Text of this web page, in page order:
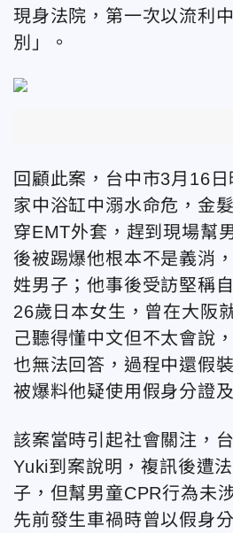
現身法院，第一次以流利
別」。
回顧此案，台中市3月16
家中浴缸中溺水命危，金
穿EMT外套，趕到現場幫
後被踢爆他根本不是義消
姓男子；他事後受訪堅稱
26歲日本女生，曾在大阪
己聽得懂中文但不太會說
也無法回答，過程中還假
被爆料他疑使用假身分證
該案當時引起社會關注，
Yuki到案說明，複訊後遭
子，但幫男童CPR行為未
先前發生車禍時曾以假身